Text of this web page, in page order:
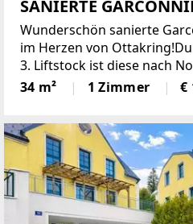
SANIERTE
Wunderschön sanierte
im Herzen von
3. Liftstock ist diese nach
ausgerichtete Wohnung
angenehme
34 m² 1 Zimmer €